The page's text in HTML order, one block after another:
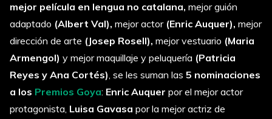
mejor película en lengua no catalana, mejor guión
adaptado (Albert Val), mejor actor(Enric Auquer), mejor
dirección de arte (Josep Rosell), mejor vestuario (Maria
Armengol) y mejor maquillaje y peluquería (Patricia
Reyes y Ana Cortés), se les suman las 5 nominaciones
a los Premios Goya: Enric Auquer por el mejor actor
protagonista, Luisa Gavasa por la mejor actriz de